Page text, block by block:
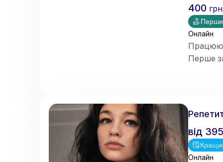
400
Онлайн
Працюю
Перше
від 395
Онлайн